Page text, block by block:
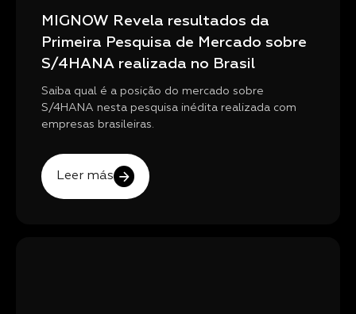
MIGNOW Revela resultados da
Primeira Pesquisa de Mercado sobre
S/4HANA realizada no Brasil
Saiba qual é a posição do mercado sobre
S/4HANA nesta pesquisa inédita realizada com
empresas brasileiras.
Leer más